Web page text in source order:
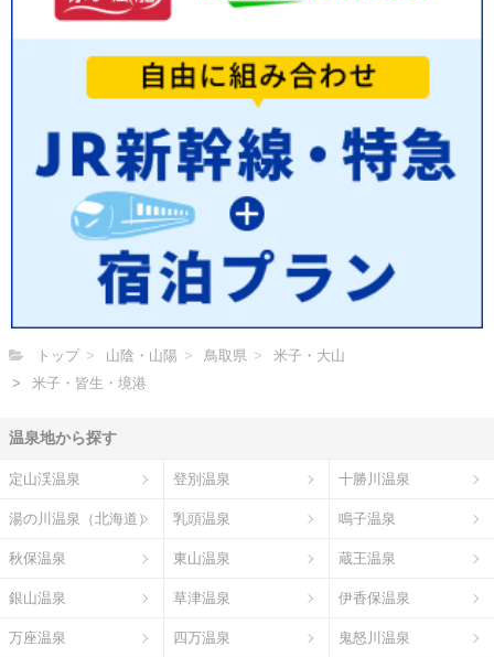
トップ 山陰・山陽 鳥取県
米子・大山
米子・皆生・境港
温泉地から探す
定山渓温泉 登別温泉 十勝川温泉
湯の川温泉（北海道） 乳頭温泉 鳴子温泉
秋保温泉 東山温泉 蔵王温泉
銀山温泉 草津温泉 伊香保温泉
万座温泉 四万温泉 鬼怒川温泉